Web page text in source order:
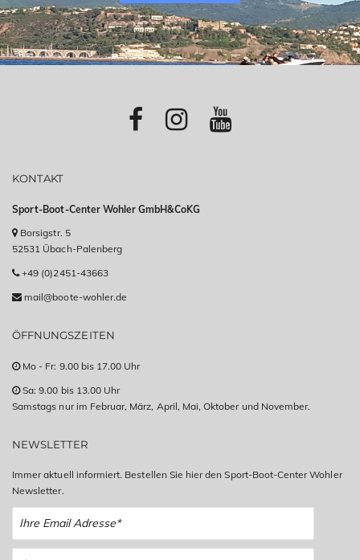
KONTAKT
Sport-Boot-Center Wohler GmbH&CoKG
Borsigstr. 5
52531 Übach-Palenberg
+49 (0)2451-43663
mail@boote-wohler.de
ÖFFNUNGSZEITEN
Mo - Fr: 9.00 bis 17.00 Uhr
Sa: 9.00 bis 13.00 Uhr
Samstags nur im Februar, März, April, Mai, Oktober und November.
NEWSLETTER
Immer aktuell informiert. Bestellen Sie hier den Sport-Boot-Center Wohler
Newsletter.